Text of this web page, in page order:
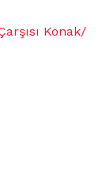
Konak/